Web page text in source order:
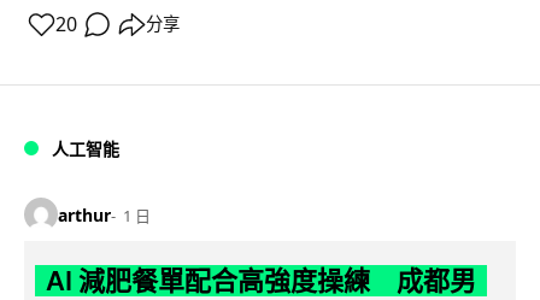
20 分享
人工智能
arthur 1 日
AI 減肥餐單配合高強度操練 成都男